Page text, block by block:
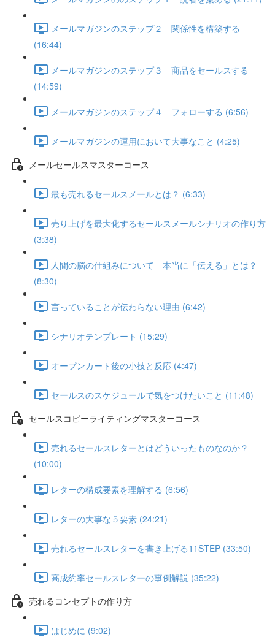
メールマガジンのステップ２ 関係性を構築する
(16:44)
メールマガジンのステップ３ 商品をセールスする
(14:59)
メールマガジンのステップ４ フォローする (6:56)
メールマガジンの運用において大事なこと (4:25)
メールセールスマスターコース
最も売れるセールスメールとは？ (6:33)
売り上げを最大化するセールスメールシナリオの作り方
(3:38)
人間の脳の仕組みについて 本当に「伝える」とは？
(8:30)
言っていることが伝わらない理由 (6:42)
シナリオテンプレート (15:29)
オープンカート後の小技と反応 (4:47)
セールスのスケジュールで気をつけたいこと (11:48)
セールスコピーライティングマスターコース
売れるセールスレターとはどういったものなのか？
(10:00)
レターの構成要素を理解する (6:56)
レターの大事な５要素 (24:21)
売れるセールスレターを書き上げる11STEP (33:50)
高成約率セールスレターの事例解説 (35:22)
売れるコンセプトの作り方
はじめに (9:02)